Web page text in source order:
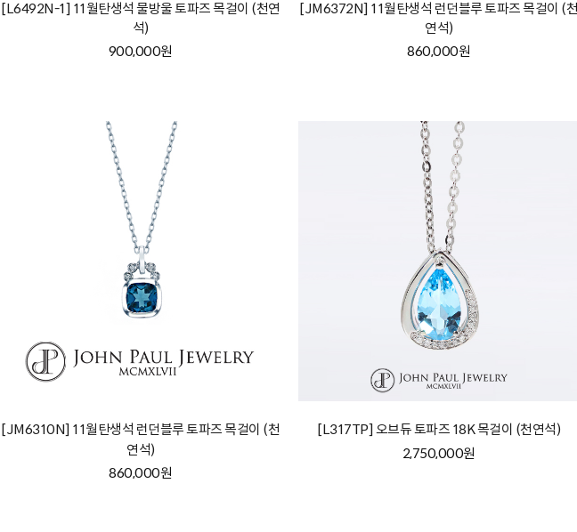
[L6492N-1] 11월탄생석 물방울 토파즈 목걸이 (천연
석)
900,000원
[JM6372N] 11월탄생석 런던블루 토파즈 목걸이 (천
연석)
860,000원
[JM6310N] 11월탄생석 런던블루 토파즈 목걸이 (천
연석)
860,000원
[L317TP] 오브듀 토파즈 18K 목걸이 (천연석)
2,750,000원